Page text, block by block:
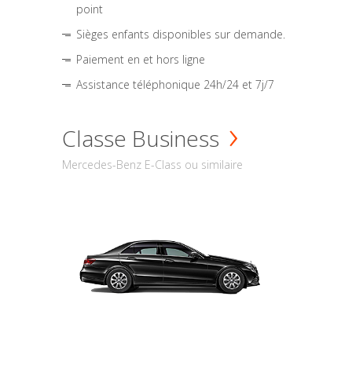
point
Sièges enfants disponibles sur demande.
Paiement en et hors ligne
Assistance téléphonique 24h/24 et 7j/7
Classe Business
Mercedes-Benz E-Class ou similaire